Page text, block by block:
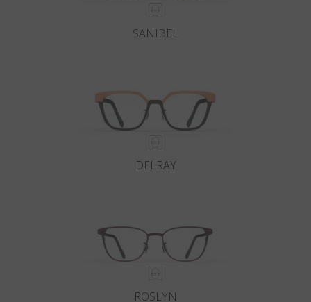
SANIBEL
DELRAY
ROSLYN